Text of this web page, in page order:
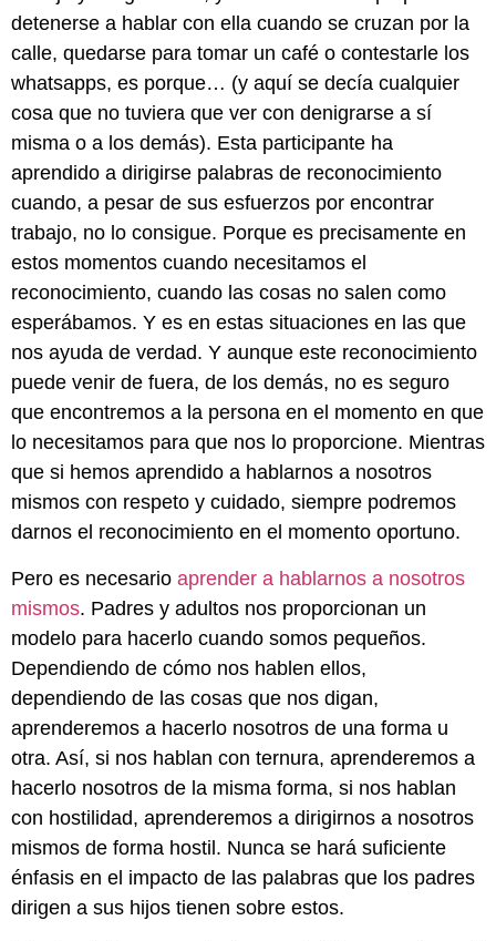
detenerse a hablar con ella cuando se cruzan por la
calle, quedarse para tomar un café o contestarle los
whatsapps, es porque… (y aquí se decía cualquier
cosa que no tuviera que ver con denigrarse a sí
misma o a los demás). Esta participante ha
aprendido a dirigirse palabras de reconocimiento
cuando, a pesar de sus esfuerzos por encontrar
trabajo, no lo consigue. Porque es precisamente en
estos momentos cuando necesitamos el
reconocimiento, cuando las cosas no salen como
esperábamos. Y es en estas situaciones en las que
nos ayuda de verdad. Y aunque este reconocimiento
puede venir de fuera, de los demás, no es seguro
que encontremos a la persona en el momento en que
lo necesitamos para que nos lo proporcione. Mientras
que si hemos aprendido a hablarnos a nosotros
mismos con respeto y cuidado, siempre podremos
darnos el reconocimiento en el momento oportuno.
Pero es necesario aprender a hablarnos a nosotros
mismos. Padres y adultos nos proporcionan un
modelo para hacerlo cuando somos pequeños.
Dependiendo de cómo nos hablen ellos,
dependiendo de las cosas que nos digan,
aprenderemos a hacerlo nosotros de una forma u
otra. Así, si nos hablan con ternura, aprenderemos a
hacerlo nosotros de la misma forma, si nos hablan
con hostilidad, aprenderemos a dirigirnos a nosotros
mismos de forma hostil. Nunca se hará suficiente
énfasis en el impacto de las palabras que los padres
dirigen a sus hijos tienen sobre estos.